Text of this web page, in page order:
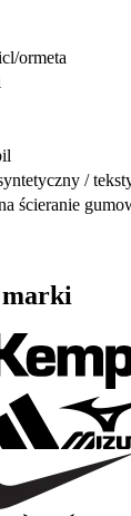
ormeta
/
ścieranie
marki